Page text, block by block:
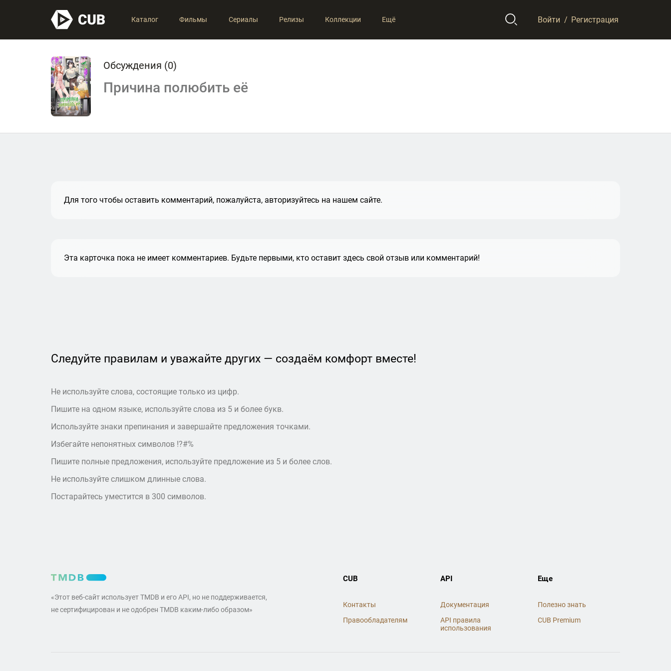
Каталог Фильмы Сериалы Релизы Коллекции Ещё Войти / Регистрация
Обсуждения (0)
Причина полюбить её
Для того чтобы оставить комментарий, пожалуйста, авторизуйтесь на нашем сайте.
Эта карточка пока не имеет комментариев. Будьте первыми, кто оставит здесь свой отзыв или комментарий!
Следуйте правилам и уважайте других — создаём комфорт вместе!
Не используйте слова, состоящие только из цифр.
Пишите на одном языке, используйте слова из 5 и более букв.
Используйте знаки препинания и завершайте предложения точками.
Избегайте непонятных символов !?#%
Пишите полные предложения, используйте предложение из 5 и более слов.
Не используйте слишком длинные слова.
Постарайтесь уместится в 300 символов.
«Этот веб-сайт использует TMDB и его API, но не поддерживается,
не сертифицирован и не одобрен TMDB каким-либо образом»
CUB
Контакты
Правообладателям
API
Документация
API правила
использования
Еще
Полезно знать
CUB Premium